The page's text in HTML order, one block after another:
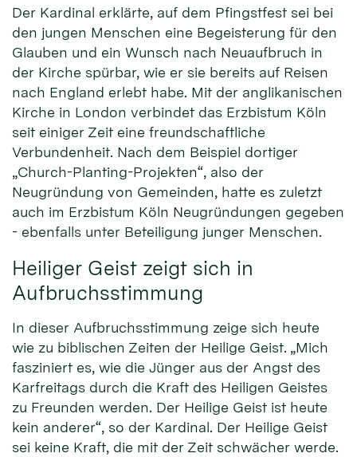
Der Kardinal erklärte, auf dem Pfingstfest sei bei
den jungen Menschen eine Begeisterung für den
Glauben und ein Wunsch nach Neuaufbruch in
der Kirche spürbar, wie er sie bereits auf Reisen
nach England erlebt habe. Mit der anglikanischen
Kirche in London verbindet das Erzbistum Köln
seit einiger Zeit eine freundschaftliche
Verbundenheit. Nach dem Beispiel dortiger
„Church-Planting-Projekten“, also der
Neugründung von Gemeinden, hatte es zuletzt
auch im Erzbistum Köln Neugründungen gegeben
- ebenfalls unter Beteiligung junger Menschen.
Heiliger Geist zeigt sich in
Aufbruchsstimmung
In dieser Aufbruchsstimmung zeige sich heute
wie zu biblischen Zeiten der Heilige Geist. „Mich
fasziniert es, wie die Jünger aus der Angst des
Karfreitags durch die Kraft des Heiligen Geistes
zu Freunden werden. Der Heilige Geist ist heute
kein anderer“, so der Kardinal. Der Heilige Geist
sei keine Kraft, die mit der Zeit schwächer werde.